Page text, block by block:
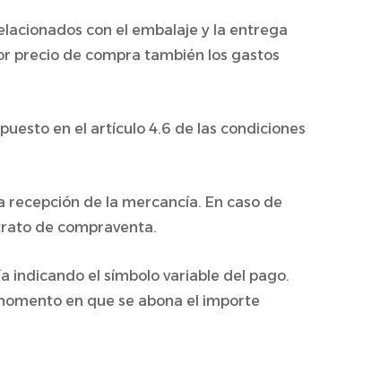
con el embalaje y la entrega
precio de compra también los gastos
en el artículo 4.6 de las condiciones
de la mercancía. En caso de
de compraventa.
indicando el símbolo variable del pago.
en que se abona el importe